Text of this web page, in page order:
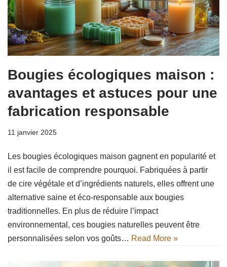
Bougies écologiques maison :
avantages et astuces pour une
fabrication responsable
11 janvier 2025
Les bougies écologiques maison gagnent en popularité et
il est facile de comprendre pourquoi. Fabriquées à partir
de cire végétale et d’ingrédients naturels, elles offrent une
alternative saine et éco-responsable aux bougies
traditionnelles. En plus de réduire l’impact
environnemental, ces bougies naturelles peuvent être
personnalisées selon vos goûts… Read More »